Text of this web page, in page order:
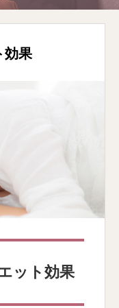
効果
ット効果